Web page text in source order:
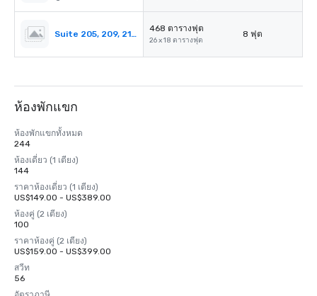
Suite 205, 209, 215, 219, 223 and 1014
468 ตารางฟุต
26 x 18 ตารางฟุต
8 ฟุต
ห้องพักแขก
ห้องพักแขกทั้งหมด
244
ห้องเดี่ยว (1 เตียง)
144
ราคาห้องเดี่ยว (1 เตียง)
US$149.00 - US$389.00
ห้องคู่ (2 เตียง)
100
ราคาห้องคู่ (2 เตียง)
US$159.00 - US$399.00
สวีท
56